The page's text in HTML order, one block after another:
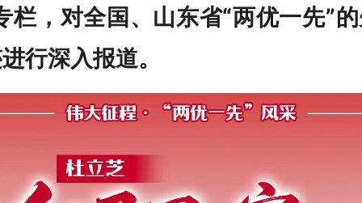
栏，对全国、山东省“两优一先”
行深入报道。